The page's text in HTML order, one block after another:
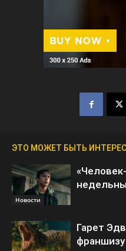
ЭТО МОЖЕТ БЫТЬ
Новости
Гарет